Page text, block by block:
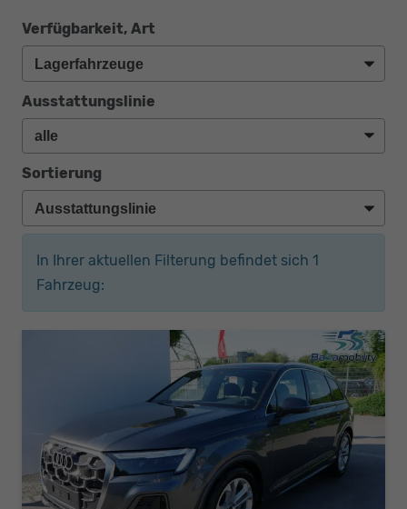
Verfügbarkeit, Art
Ausstattungslinie
Sortierung
In Ihrer aktuellen Filterung befindet sich 1
Fahrzeug: